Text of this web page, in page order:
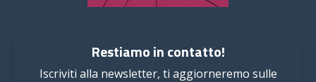
Restiamo in contatto!
Iscriviti alla newsletter, ti aggiorneremo sulle